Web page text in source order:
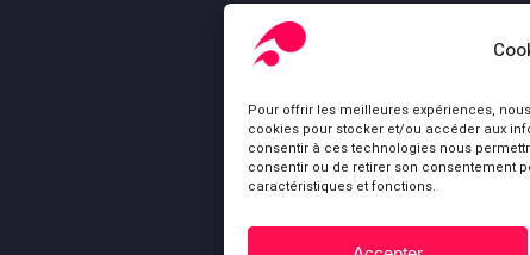
Pour offrir les meilleures expériences,
cookies pour stocker et/ou accéder aux
consentir à ces technologies nous
consentir ou de retirer son consentement
caractéristiques et fonctions.
Sous-total :